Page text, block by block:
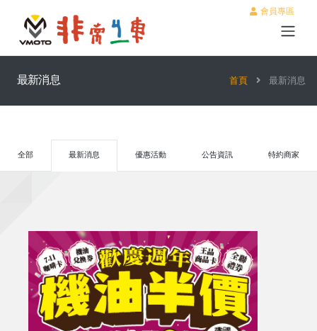
會員專區
最新消息 首頁 最新消息
全部 最新消息 優惠活動 公告資訊 特約商家